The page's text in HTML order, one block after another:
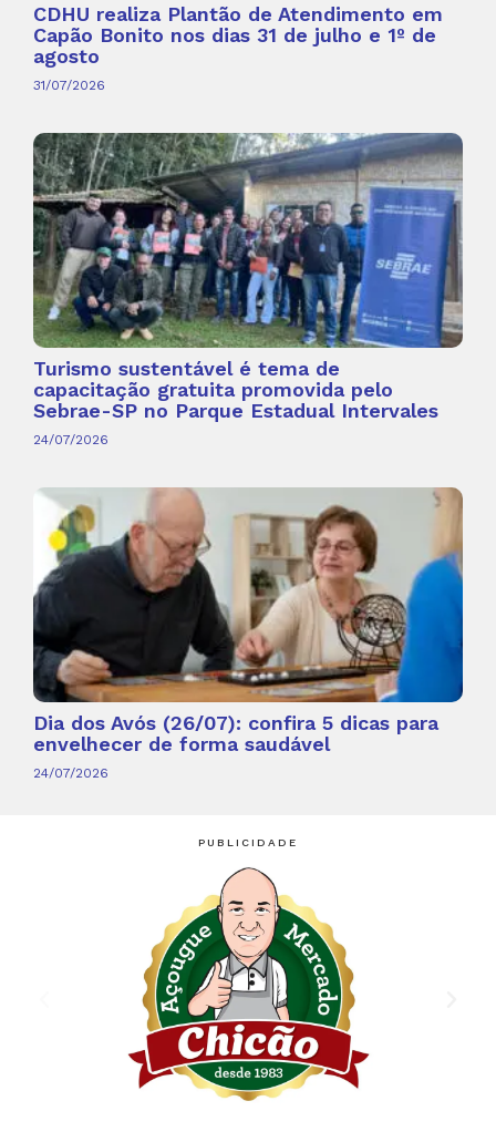
CDHU realiza Plantão de Atendimento em
Capão Bonito nos dias 31 de julho e 1º de
agosto
31/07/2026
Turismo sustentável é tema de
capacitação gratuita promovida pelo
Sebrae-SP no Parque Estadual Intervales
24/07/2026
Dia dos Avós (26/07): confira 5 dicas para
envelhecer de forma saudável
24/07/2026
PUBLICIDADE